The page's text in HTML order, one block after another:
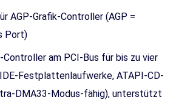
AGP-Grafik-Controller (AGP =
Port)
am PCI-Bus für bis zu vier
Festplattenlaufwerke, ATAPI-CD-
DMA33-Modus-fähig), unterstützt